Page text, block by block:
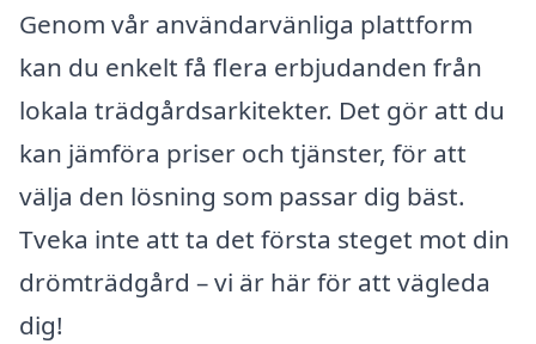
Genom vår användarvänliga plattform
kan du enkelt få flera erbjudanden från
lokala trädgårdsarkitekter. Det gör att du
kan jämföra priser och tjänster, för att
välja den lösning som passar dig bäst.
Tveka inte att ta det första steget mot din
drömträdgård – vi är här för att vägleda
dig!